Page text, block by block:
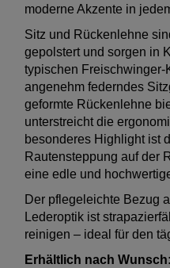
moderne Akzente in
Sitz und Rückenlehne
gepolstert und sorgen in
typischen Freischwinger-
angenehm federndes
geformte Rückenlehne
unterstreicht die
besonderes Highlight ist
Rautensteppung auf der
eine edle und
Der pflegeleichte Bezug
Lederoptik ist
reinigen – ideal für den
Erhältlich nach Wunsch: